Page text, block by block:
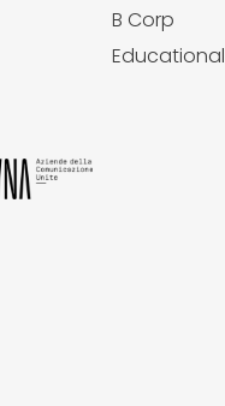
B Corp
Educational